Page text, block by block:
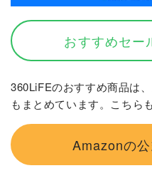
おすすめセー
360LiFEのおすすめ商品は
もまとめています。こちら
Amazonの